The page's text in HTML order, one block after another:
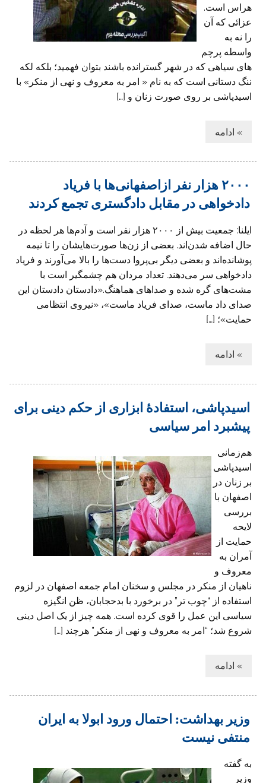
هراس است.
عزائی که آن
را نه به
واسطه پرچم
های سیاهی که در شهر گسترانده باشند بتوان فهمید؛ بلکه لکه
ننگ دستانی است که به نام « امر به معروف و نهی از منکر» با
اسیدپاشی بر روی صورت زنان و […]
» ادامه
۲۰۰۰ هزار نفر ازاصفهانی‌ها با فریاد
دادخواهی در مقابل دادگستری تجمع کردند
ایلنا: جمعیت بیش از ۲۰۰۰ هزار نفر است و آدم‌ها هر لحظه در
حال اضافه شدن‌اند. بعضی از زن‌ها صورت‌هایشان را تا نیمه
پوشانده‌اند و بعضی دیگر بی‌پروا دست‌ها را بالا می‌آورند و فریاد
دادخواهی سر می‌دهند. تعداد مردان هم چشمگیر است با
مشت‌های گره شده و صداهای هماهنگ.«دادستان دادستان این
صدای داد ماست، صدای فریاد ماست»، «نیروی انتظامی
حمایت»؛ […]
» ادامه
اسیدپاشی، استفادۀ ابزاری از حکم دینی برای
پیشبرد امر سیاسی
هم‌زمانی
اسیدپاشی
بر زنان در
اصفهان با
بررسی
لایحه
حمایت از
آمران به
معروف و
ناهیان از منکر در مجلس و سخنان امام جمعه اصفهان در لزوم
استفاده از “چوب تر” در برخورد با بدحجابان، ظن انگیزه
سیاسی این عمل را قوی کرده است. همه چیز از یک اصل دینی
شروع شد؛ “امر به معروف و نهی از منکر” هرچند […]
» ادامه
وزیر بهداشت: احتمال ورود ابولا به ایران
منتفی نیست
به گفته
وزیر